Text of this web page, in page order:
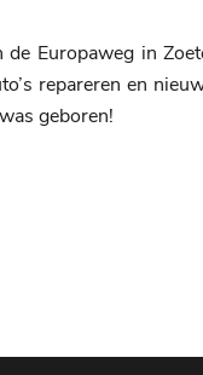
Europaweg in
repareren en
was geboren!